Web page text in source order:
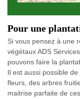
Pour une
Si vous pensez à une
végétaux ADS
pouvons faire la
Il est aussi possible
fleurs, des arbres
maitrise parfaite de